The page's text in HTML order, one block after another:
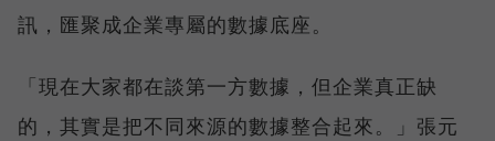
訊，匯聚成企業專屬的數據底座。
「現在大家都在談第一方數據，但企業真正缺
的，其實是把不同來源的數據整合起來。」張元